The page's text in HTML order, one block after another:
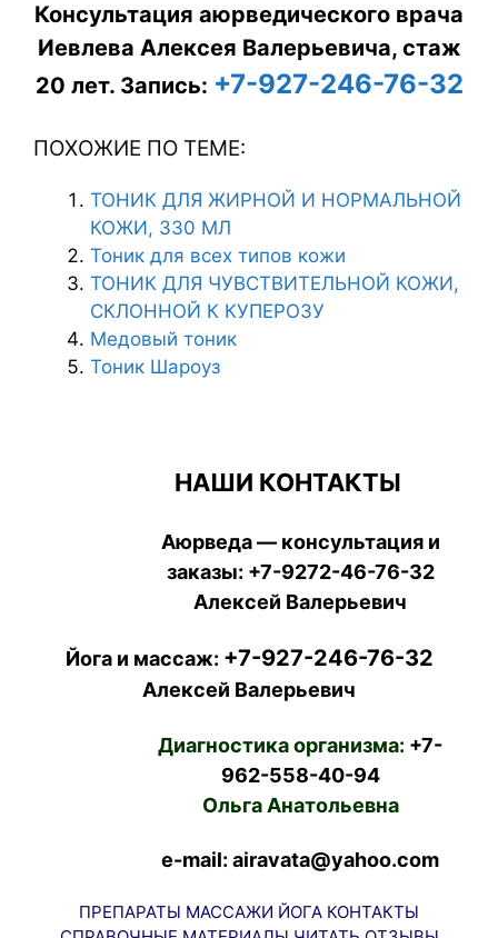
Консультация аюрведического врача
Иевлева Алексея Валерьевича, стаж
20 лет. Запись: +7-927-246-76-32
ПОХОЖИЕ ПО ТЕМЕ:
ТОНИК ДЛЯ ЖИРНОЙ И НОРМАЛЬНОЙ
КОЖИ, 330 МЛ
Тоник для всех типов кожи
ТОНИК ДЛЯ ЧУВСТВИТЕЛЬНОЙ КОЖИ,
СКЛОННОЙ К КУПЕРОЗУ
Медовый тоник
Тоник Шароуз
НАШИ КОНТАКТЫ
Аюрведа — консультация и
заказы: +7-9272-46-76-32
Алексей Валерьевич
Йога и массаж: +7-927-246-76-32
Алексей Валерьевич
Диагностика организма: +7-
962-558-40-94
Ольга Анатольевна
e-mail: airavata@yahoo.com
ПРЕПАРАТЫ МАССАЖИ ЙОГА КОНТАКТЫ